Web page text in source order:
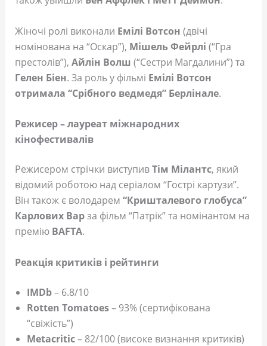
Жіночі ролі виконали Емілі Вотсон (двічі
номінована на “Оскар”), Мішель Фейрлі (“Гра
престолів”), Айлін Волш (“Сестри Магдалини”) та
Гелен Біен. За роль у фільмі Емілі Вотсон
отримала “Срібного ведмедя” Берлінале.
Режисер – лауреат міжнародних
кінофестивалів
Режисером стрічки виступивТім Мілантс, який
відомий роботою над серіалом “Гострі картузи”.
Він також є володарем “Кришталевого глобуса”
Карлових Варза фільм “Патрік” та номінантом на
премію BAFTA.
Реакція критиків і рейтинги
IMDb– 6.8/10
Rotten Tomatoes– 93% (сертифікована
“свіжість”)
Metacritic– 82/100 (високе визнання критиків)